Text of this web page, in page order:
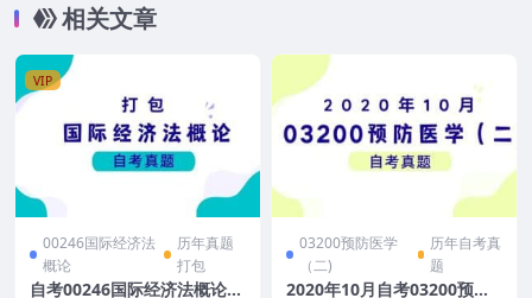
相关文章
VIP
00246国际经济法
概论
历年真题
打包
自考00246国际经济法概论历
03200预防医学
（二)
历年自考真
题
2020年10月自考03200预防